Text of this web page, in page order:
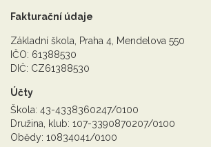
Fakturační údaje
Základní škola, Praha 4, Mendelova 550
IČO: 61388530
DIČ: CZ61388530
Účty
Škola: 43-4338360247/0100
Družina, klub: 107-3390870207/0100
Obědy: 10834041/0100